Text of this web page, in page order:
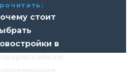
стоит
в